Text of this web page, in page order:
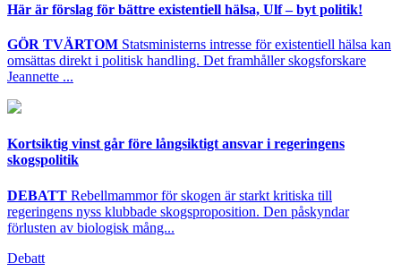
Här är förslag för bättre existentiell hälsa, Ulf – byt politik!
GÖR TVÄRTOM Statsministerns intresse för existentiell hälsa kan
omsättas direkt i politisk handling. Det framhåller skogsforskare
Jeannette ...
Kortsiktig vinst går före långsiktigt ansvar i regeringens
skogspolitik
DEBATT Rebellmammor för skogen är starkt kritiska till
regeringens nyss klubbade skogsproposition. Den påskyndar
förlusten av biologisk mång...
Debatt